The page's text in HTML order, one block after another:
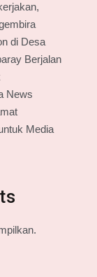
di Desa
Berjalan
News
Media